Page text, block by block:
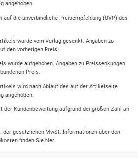
angehoben.
auf die unverbindliche Preisempfehlung (UVP) des
wurde vom Verlag gesenkt. Angaben zu
den vorherigen Preis.
wurde aufgehoben. Angaben zu Preissenkungen
Preis.
wird nach Ablauf des auf der Artikelseite
angehoben.
der Kundenbewertung aufgrund der großen Zahl an
der gesetzlichen MwSt. Informationen über den
finden Sie hier